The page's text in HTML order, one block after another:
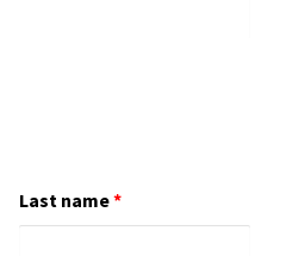
Last name*